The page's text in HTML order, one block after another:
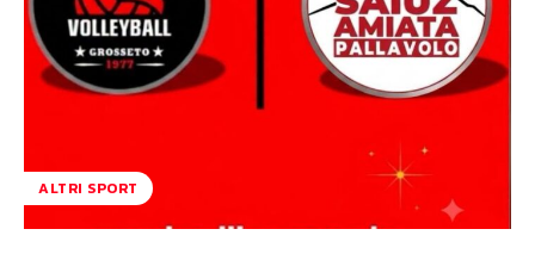
ALTRI SPORT